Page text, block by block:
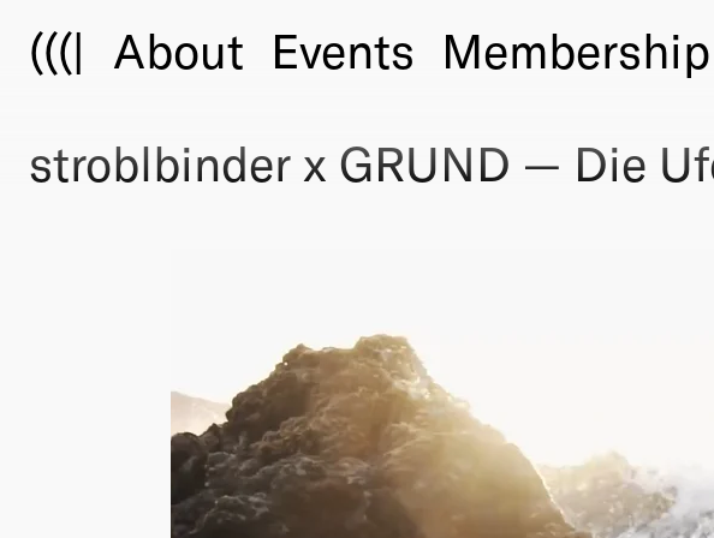
(((| About Events Membership
stroblbinder x GRUND — Die